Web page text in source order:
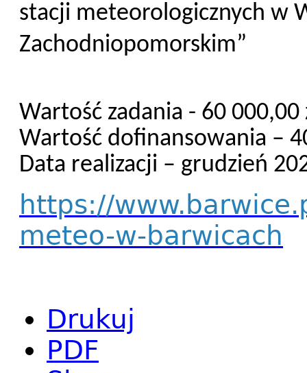
stacji meteorologicznych w
Zachodniopomorskim”
Wartość zadania - 60 000,00
Wartość dofinansowania –
Data realizacji – grudzień
https://
meteo-w-barwicach
Drukuj
PDF